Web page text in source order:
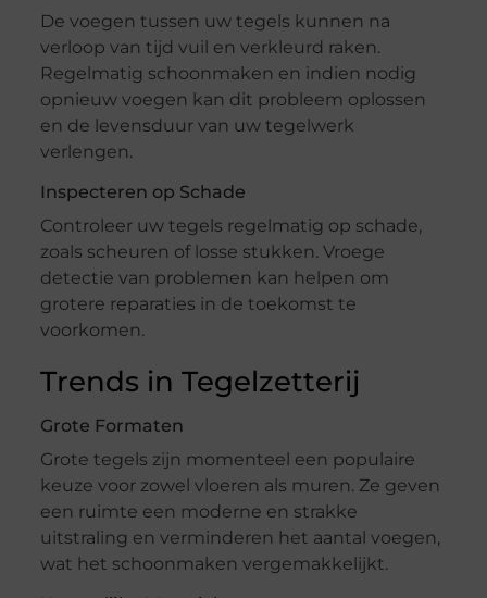
De voegen tussen uw tegels kunnen na
verloop van tijd vuil en verkleurd raken.
Regelmatig schoonmaken en indien nodig
opnieuw voegen kan dit probleem oplossen
en de levensduur van uw tegelwerk
verlengen.
Inspecteren op Schade
Controleer uw tegels regelmatig op schade,
zoals scheuren of losse stukken. Vroege
detectie van problemen kan helpen om
grotere reparaties in de toekomst te
voorkomen.
Trends in Tegelzetterij
Grote Formaten
Grote tegels zijn momenteel een populaire
keuze voor zowel vloeren als muren. Ze geven
een ruimte een moderne en strakke
uitstraling en verminderen het aantal voegen,
wat het schoonmaken vergemakkelijkt.